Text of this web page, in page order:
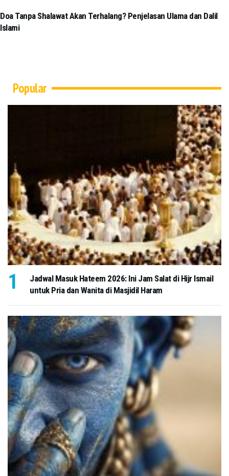
Doa Tanpa Shalawat Akan Terhalang? Penjelasan Ulama dan Dalil
Islami
Popular
Jadwal Masuk Hateem 2026: Ini Jam Salat di Hijr Ismail
untuk Pria dan Wanita di Masjidil Haram